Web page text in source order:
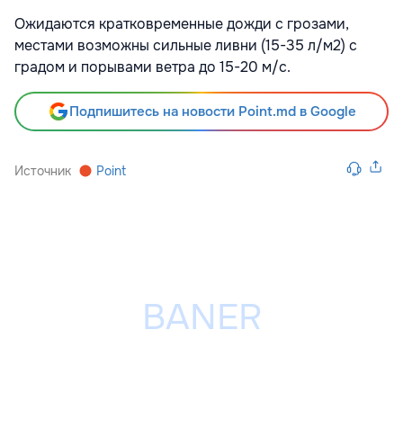
Ожидаются кратковременные дожди с грозами,
местами возможны сильные ливни (15-35 л/м2) с
градом и порывами ветра до 15-20 м/с.
Подпишитесь на новости Point.md в Google
Источник Point